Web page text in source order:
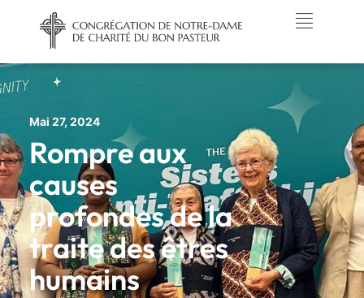
Mai 27, 2024
Rompre aux
causes
profondes de la
traite des êtres
humains